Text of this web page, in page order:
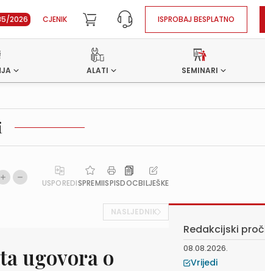
2026 CJENIK ISPROBAJ BESPLATNO
ALATI SEMINARI
USPOREDISPREMIISPISDOCBILJEŠKE
NASLJEDNIK
ugovora o
Redakcijski
08.08.2026.
Vrijedi